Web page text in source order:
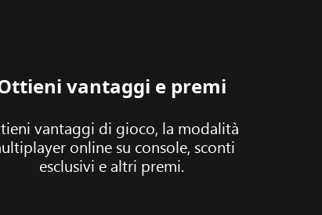
vantaggi e premi
vantaggi di gioco, la modalità
online su console, sconti
esclusivi e altri premi.